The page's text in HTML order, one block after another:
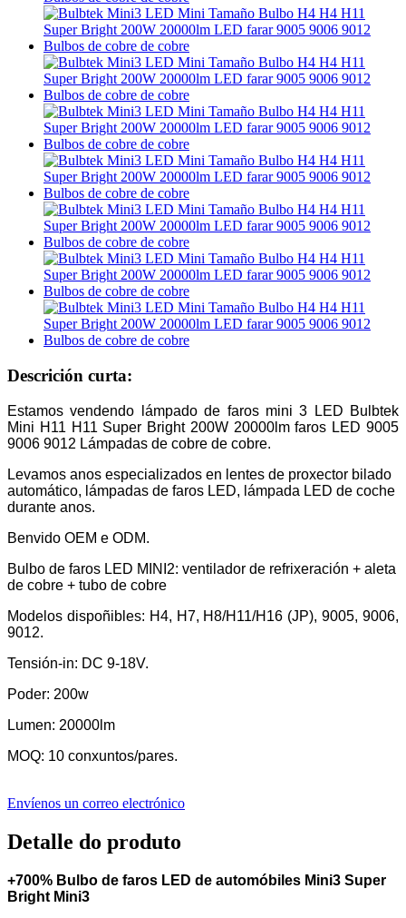
Descrición curta:
Estamos vendendo lámpado de faros mini 3 LED Bulbtek
Mini H11 H11 Super Bright 200W 20000lm faros LED 9005
9006 9012 Lámpadas de cobre de cobre.
Levamos anos especializados en lentes de proxector bilado
automático, lámpadas de faros LED, lámpada LED de coche
durante anos.
Benvido OEM e ODM.
Bulbo de faros LED MINI2: ventilador de refrixeración + aleta
de cobre + tubo de cobre
Modelos dispoñibles: H4, H7, H8/H11/H16 (JP), 9005, 9006,
9012.
Tensión-in: DC 9-18V.
Poder: 200w
Lumen: 20000lm
MOQ: 10 conxuntos/pares.
Envíenos un correo electrónico
Detalle do produto
+700% Bulbo de faros LED de automóbiles Mini3 Super
Bright Mini3